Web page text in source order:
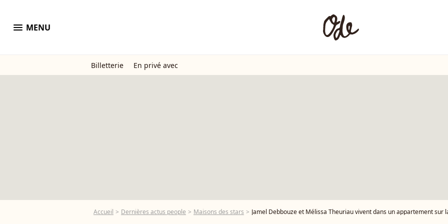
menu MENU
Billetterie En privé avec
Accueil Dernières actus people Maisons des stars Jamel Debbouze et Mélissa Theuriau vivent dans un appartement sur